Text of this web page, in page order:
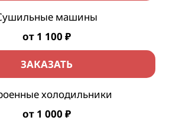
машины
от 1 100 ₽
ЗАКАЗАТЬ
холодильники
от 1 000 ₽